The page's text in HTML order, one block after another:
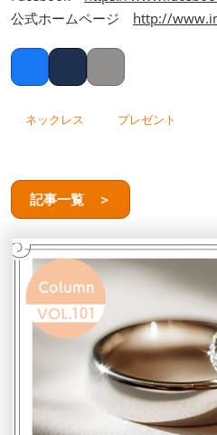
公式ホームページ http://
FacebookTwitterCopy link
ネックレス プレゼント
記事一覧 ＞